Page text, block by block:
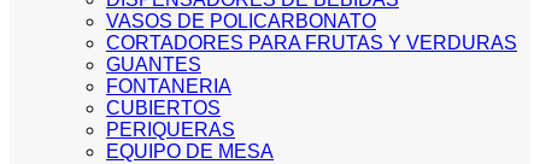
VASOS DE POLICARBONATO
CORTADORES PARA FRUTAS Y VERDURAS
GUANTES
FONTANERIA
CUBIERTOS
PERIQUERAS
EQUIPO DE MESA